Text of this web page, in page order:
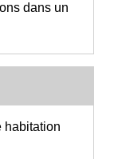
dans un
habitation